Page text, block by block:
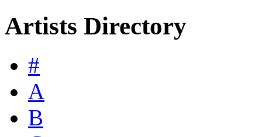
Artists Directory
#
A
B